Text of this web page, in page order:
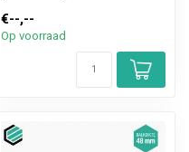
€--,--
Op voorraad